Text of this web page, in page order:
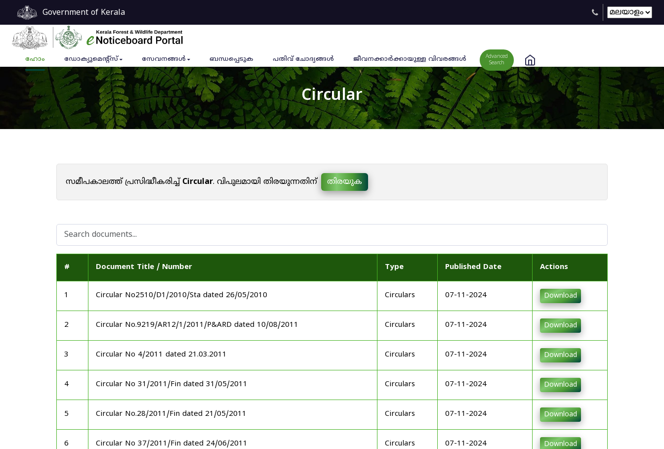
Government of Kerala
ഹോം ഡോക്യുമെൻ്റ്സ് സേവനങ്ങൾ ബന്ധപ്പെടുക പതിവ് ചോദ്യങ്ങൾ ജീവനക്കാര്‍ക്കായുള്ള വിവരങ്ങള്‍
Advanced
Search
Circular
സമീപകാലത്ത് പ്രസിദ്ധീകരിച്ച്Circular. വിപുലമായി തിരയുന്നതിന് തിരയുക
# Document Title / Number Type Published Date Actions
1 Circular No2510/D1/2010/Sta dated 26/05/2010 Circulars 07-11-2024 Download
2 Circular No.9219/AR12/1/2011/P&ARD dated 10/08/2011 Circulars 07-11-2024 Download
3 Circular No 4/2011 dated 21.03.2011 Circulars 07-11-2024 Download
4 Circular No 31/2011/Fin dated 31/05/2011 Circulars 07-11-2024 Download
5 Circular No.28/2011/Fin dated 21/05/2011 Circulars 07-11-2024 Download
6 Circular No 37/2011/Fin dated 24/06/2011 Circulars 07-11-2024 Download